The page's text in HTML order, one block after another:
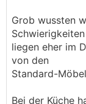
Grob wussten
liegen eher im
von den
Standard-
Bei der Küche